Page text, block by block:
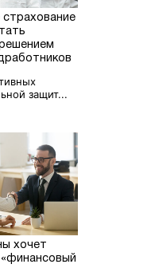
страхование
защит...
хочет